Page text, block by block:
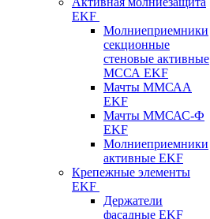
EKF
Молниеприемники
секционные
стеновые активные
МССА EKF
Мачты ММСАА
EKF
Мачты ММСАС-Ф
EKF
Молниеприемники
активные EKF
Крепежные элементы
EKF
Держатели
фасадные EKF